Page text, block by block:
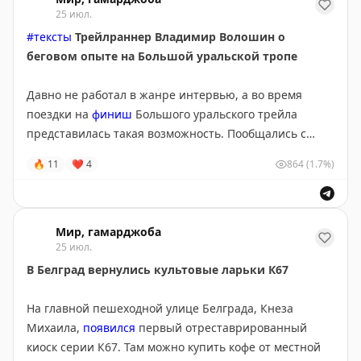
честные 150 мл, а не как теперь везде принято 125.
Шик и сказка.
👋 Приключения Гамарджобы 2026
Правила розыгрыша вам известны:
2. Нажмите кнопку «Участвую» по этим постом
3. Дождитесь результатов!
магию места:
Как выглядит Бруней — одна из самых богатых стран
мира
мира
Единственное, ради чего стоит ехать в Бруней
25 июл.
#тексты Трейлраннер Владимир Волошин о
беговом опыте на Большой уральской тропе
Давно не работал в жанре интервью, а во время
поездки на финиш Большого уральского трейла
представилась такая возможность. Пообщались с
и по пустыне Сахаре, и на Северном плюсе — о беге,
Почитать можно в Ъ Weekend:
https://www.myweekend.ru/doc/8843882
👋 Приключения Гамарджобы 2026
🔥 11 ❤ 4 864(1.7%)
Мир, гамарджоба
25 июл.
В Белград вернулись культовые ларьки К67
На главной пешеходной улице Белграда, Кнеза
Михаила, появился первый отреставрированный
киоск серии К67. Там можно купить кофе от местной